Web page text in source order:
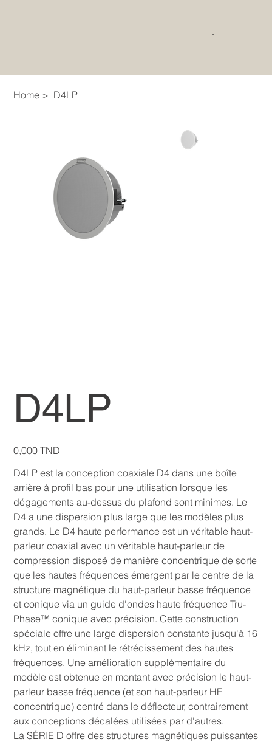
Home > D4LP
D4LP
Prix
0,000 TND
D4LP est la conception coaxiale D4 dans une boîte
arrière à profil bas pour une utilisation lorsque les
dégagements au-dessus du plafond sont minimes. Le
D4 a une dispersion plus large que les modèles plus
grands. Le D4 haute performance est un véritable haut-
parleur coaxial avec un véritable haut-parleur de
compression disposé de manière concentrique de sorte
que les hautes fréquences émergent par le centre de la
structure magnétique du haut-parleur basse fréquence
et conique via un guide d'ondes haute fréquence Tru-
Phase™ conique avec précision. Cette construction
spéciale offre une large dispersion constante jusqu'à 16
kHz, tout en éliminant le rétrécissement des hautes
fréquences. Une amélioration supplémentaire du
modèle est obtenue en montant avec précision le haut-
parleur basse fréquence (et son haut-parleur HF
concentrique) centré dans le déflecteur, contrairement
aux conceptions décalées utilisées par d'autres.
La SÉRIE D offre des structures magnétiques puissantes